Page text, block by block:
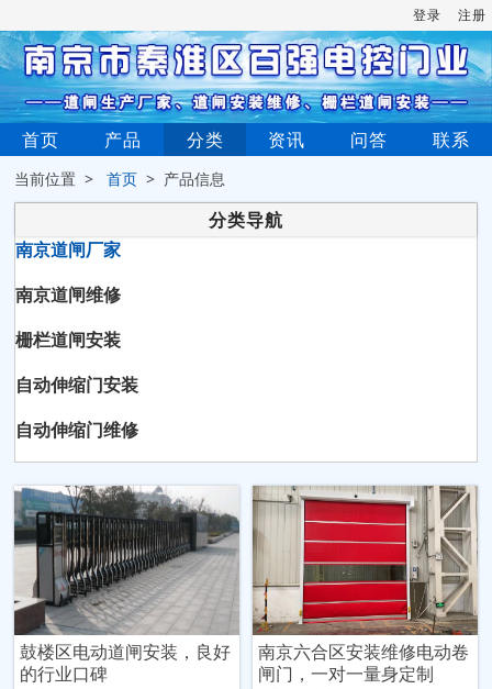
登录 注册
首页 产品 分类 资讯 问答 联系
当前位置 >首页 > 产品信息
分类导航
南京道闸厂家
南京道闸维修
栅栏道闸安装
自动伸缩门安装
自动伸缩门维修
鼓楼区电动道闸安装，良好
的行业口碑
南京六合区安装维修电动卷
闸门，一对一量身定制